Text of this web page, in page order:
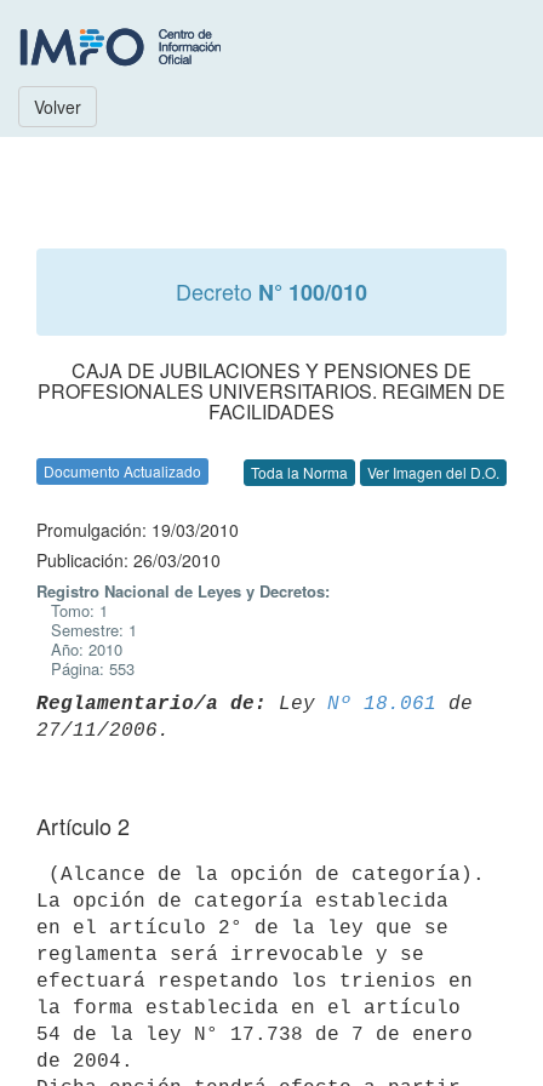
Volver
Decreto N° 100/010
CAJA DE JUBILACIONES Y PENSIONES DE
PROFESIONALES UNIVERSITARIOS. REGIMEN DE
FACILIDADES
Documento Actualizado Toda la Norma Ver Imagen del D.O.
Promulgación: 19/03/2010
Publicación: 26/03/2010
Registro Nacional de Leyes y Decretos:
Tomo: 1
Semestre: 1
Año: 2010
Página: 553
Reglamentario/a de: Ley Nº 18.061
de
Artículo 2
La opción de categoría establecida
en el artículo 2° de la ley que se
reglamenta será irrevocable y se
efectuará respetando los trienios en
la forma establecida en el artículo
54 de la ley N° 17.738 de 7 de enero
de 2004.